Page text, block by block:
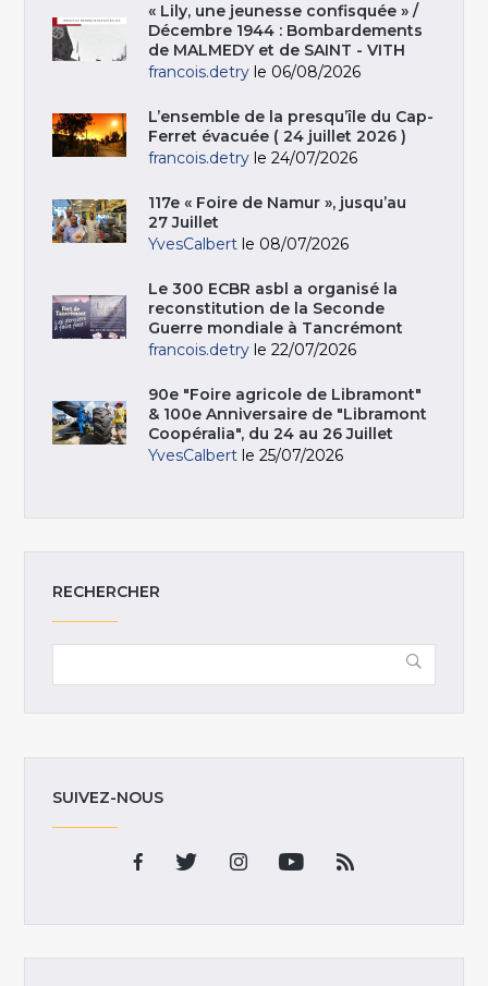
« Lily, une jeunesse confisquée » /
Décembre 1944 : Bombardements
de MALMEDY et de SAINT - VITH
francois.detry le 06/08/2026
L’ensemble de la presqu’île du Cap-
Ferret évacuée ( 24 juillet 2026 )
francois.detry le 24/07/2026
117e « Foire de Namur », jusqu’au
27 Juillet
YvesCalbert le 08/07/2026
Le 300 ECBR asbl a organisé la
reconstitution de la Seconde
Guerre mondiale à Tancrémont
francois.detry le 22/07/2026
90e "Foire agricole de Libramont"
& 100e Anniversaire de "Libramont
Coopéralia", du 24 au 26 Juillet
YvesCalbert le 25/07/2026
RECHERCHER
SUIVEZ-NOUS